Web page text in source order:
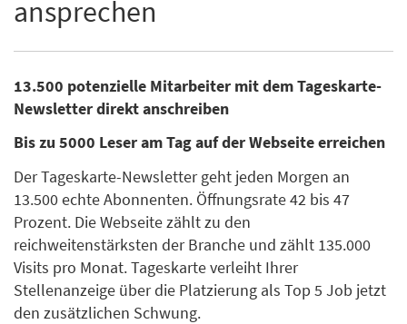
ansprechen
13.500 potenzielle Mitarbeiter mit dem Tageskarte-
Newsletter direkt anschreiben
Bis zu 5000 Leser am Tag auf der Webseite erreichen
Der Tageskarte-Newsletter geht jeden Morgen an
13.500 echte Abonnenten. Öffnungsrate 42 bis 47
Prozent. Die Webseite zählt zu den
reichweitenstärksten der Branche und zählt 135.000
Visits pro Monat. Tageskarte verleiht Ihrer
Stellenanzeige über die Platzierung als Top 5 Job jetzt
den zusätzlichen Schwung.